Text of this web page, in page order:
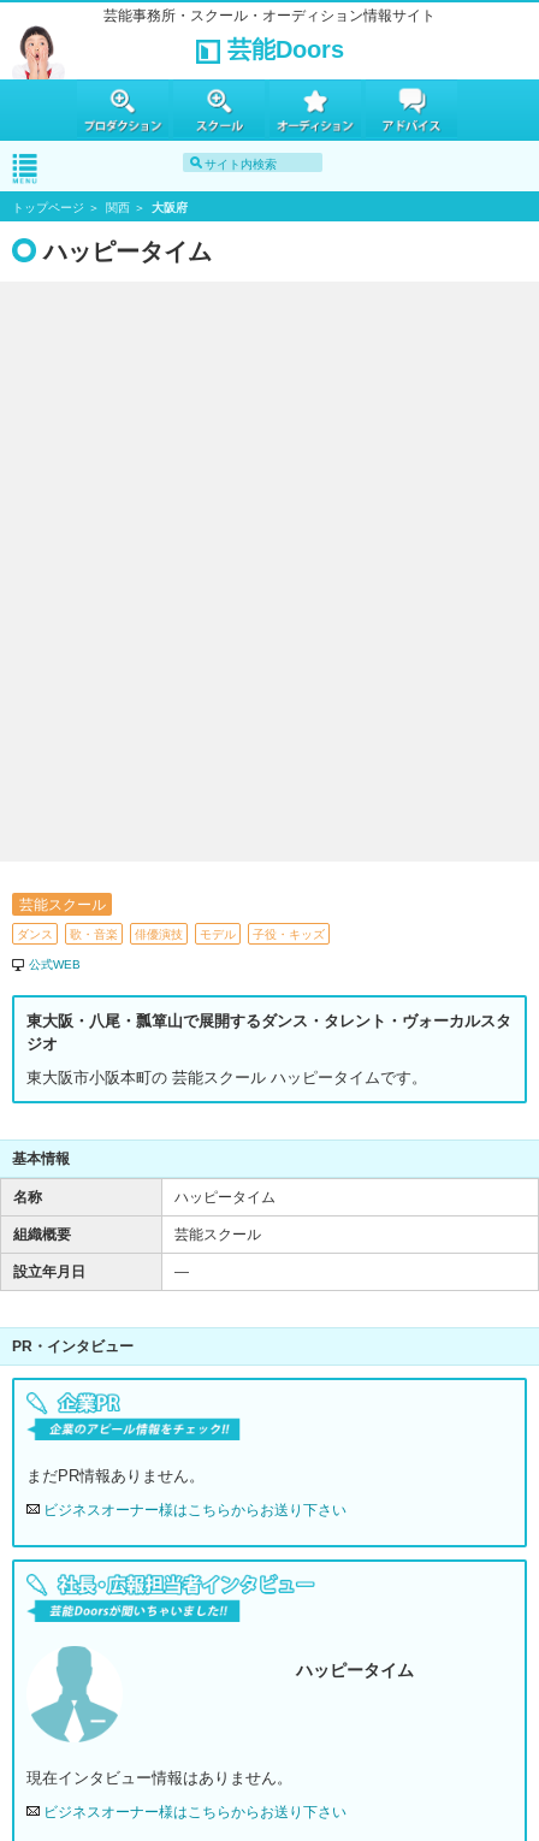
芸能事務所・スクール・オーディション情報サイト
芸能Doors
トップページ 関西 大阪府
ハッピータイム
芸能スクール
ダンス 歌・音楽 俳優演技 モデル 子役・キッズ
公式WEB
東大阪・八尾・瓢箪山で展開するダンス・タレント・ヴォーカルスタ
ジオ
東大阪市小阪本町の 芸能スクール ハッピータイムです。
基本情報
名称 ハッピータイム
組織概要 芸能スクール
設立年月日 ―
PR・インタビュー
まだPR情報ありません。
ビジネスオーナー様はこちらからお送り下さい
ハッピータイム
現在インタビュー情報はありません。
ビジネスオーナー様はこちらからお送り下さい